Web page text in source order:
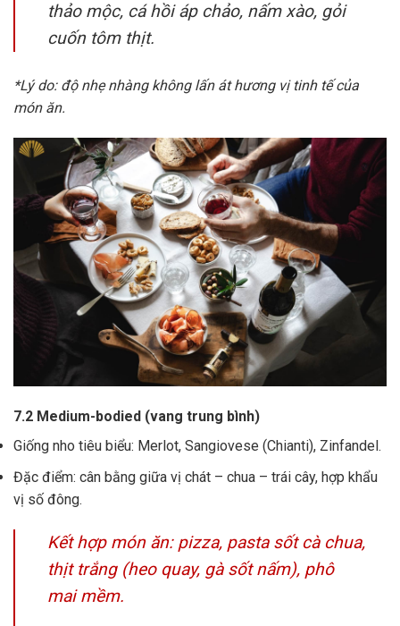
thảo mộc, cá hồi áp chảo, nấm xào, gỏi
cuốn tôm thịt.
*Lý do: độ nhẹ nhàng không lấn át hương vị tinh tế của
món ăn.
7.2 Medium-bodied (vang trung bình)
Giống nho tiêu biểu: Merlot, Sangiovese (Chianti), Zinfandel.
Đặc điểm: cân bằng giữa vị chát – chua – trái cây, hợp khẩu
vị số đông.
Kết hợp món ăn: pizza, pasta sốt cà chua,
thịt trắng (heo quay, gà sốt nấm), phô
mai mềm.